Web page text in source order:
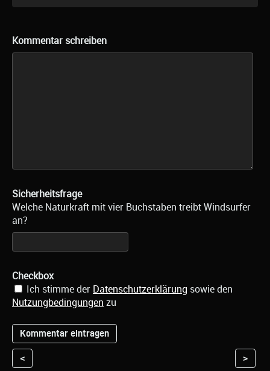
Kommentar schreiben
Sicherheitsfrage
Welche Naturkraft mit vier Buchstaben treibt Windsurfer
an?
Checkbox
Ich stimme der Datenschutzerklärung sowie den
Nutzungbedingungen zu
< >